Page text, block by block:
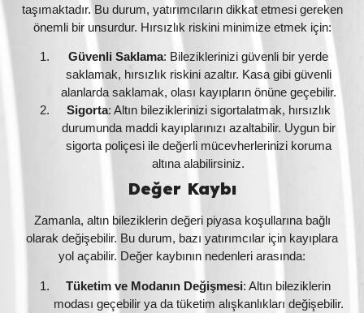
taşımaktadır. Bu durum, yatırımcıların dikkat etmesi gereken
önemli bir unsurdur. Hırsızlık riskini minimize etmek için:
Güvenli Saklama: Bileziklerinizi güvenli bir yerde
saklamak, hırsızlık riskini azaltır. Kasa gibi güvenli
alanlarda saklamak, olası kayıpların önüne geçebilir.
Sigorta: Altın bileziklerinizi sigortalatmak, hırsızlık
durumunda maddi kayıplarınızı azaltabilir. Uygun bir
sigorta poliçesi ile değerli mücevherlerinizi koruma
altına alabilirsiniz.
Değer Kaybı
Zamanla, altın bileziklerin değeri piyasa koşullarına bağlı
olarak değişebilir. Bu durum, bazı yatırımcılar için kayıplara
yol açabilir. Değer kaybının nedenleri arasında:
Tüketim ve Modanın Değişmesi: Altın bileziklerin
modası geçebilir ya da tüketim alışkanlıkları değişebilir.